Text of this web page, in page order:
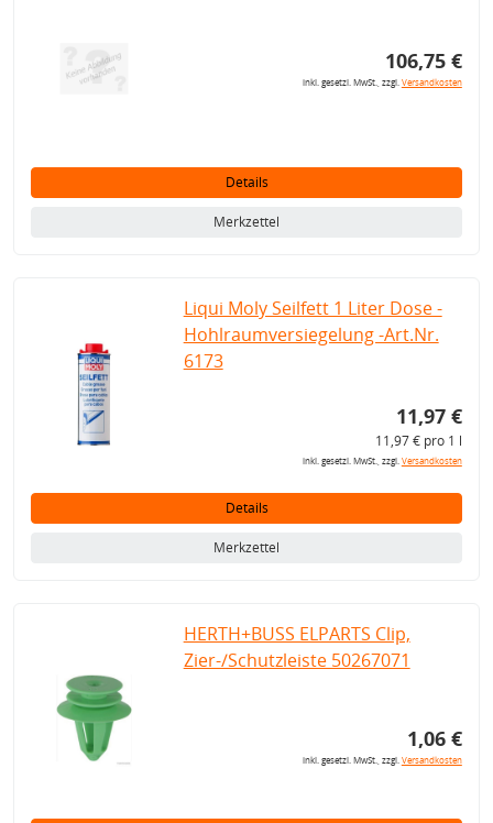
106,75 €
inkl. gesetzl. MwSt., zzgl.Versandkosten
Details
Merkzettel
Liqui Moly Seilfett 1 Liter Dose -
Hohlraumversiegelung -Art.Nr.
6173
11,97 €
11,97 € pro 1 l
inkl. gesetzl. MwSt., zzgl.Versandkosten
Details
Merkzettel
HERTH+BUSS ELPARTS Clip,
Zier-/Schutzleiste 50267071
1,06 €
inkl. gesetzl. MwSt., zzgl.Versandkosten